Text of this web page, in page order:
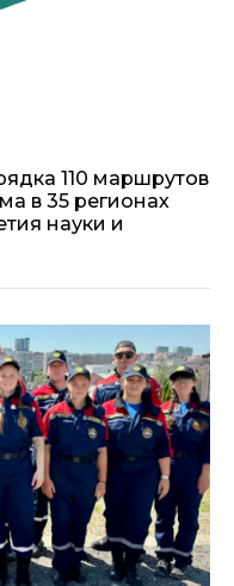
110 маршрутов
в 35 регионах
науки и